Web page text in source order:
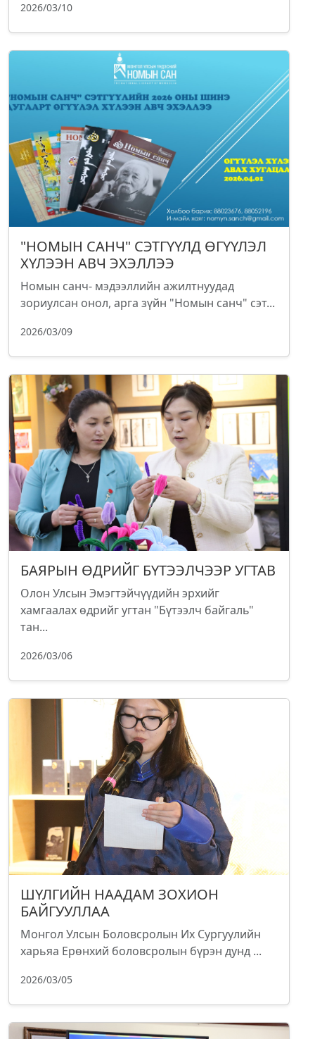
2026/03/10
"НОМЫН САНЧ" СЭТГҮҮЛД ӨГҮҮЛЭЛ
ХҮЛЭЭН АВЧ ЭХЭЛЛЭЭ
Номын санч- мэдээллийн ажилтнуудад
зориулсан онол, арга зүйн "Номын санч" сэт...
2026/03/09
БАЯРЫН ӨДРИЙГ БҮТЭЭЛЧЭЭР УГТАВ
Олон Улсын Эмэгтэйчүүдийн эрхийг
хамгаалах өдрийг угтан "Бүтээлч байгаль"
тан...
2026/03/06
ШҮЛГИЙН НААДАМ ЗОХИОН
БАЙГУУЛЛАА
Монгол Улсын Боловсролын Их Сургуулийн
харьяа Ерөнхий боловсролын бүрэн дунд ...
2026/03/05